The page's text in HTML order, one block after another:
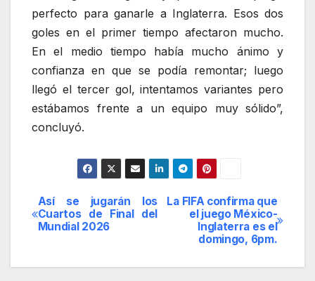
perfecto para ganarle a Inglaterra. Esos dos
goles en el primer tiempo afectaron mucho.
En el medio tiempo había mucho ánimo y
confianza en que se podía remontar; luego
llegó el tercer gol, intentamos variantes pero
estábamos frente a un equipo muy sólido”,
concluyó.
Navegación
de
entradas
La FIFA confirma que
el juego México-
Inglaterra es el
domingo, 6pm.
Así se jugarán los
Cuartos de Final del
Mundial 2026